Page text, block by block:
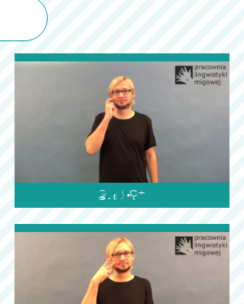
